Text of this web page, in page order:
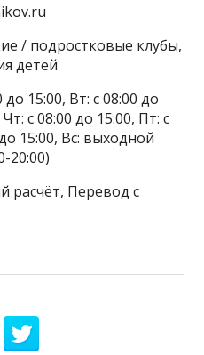
/ подростковые клубы,
детей
15:00, Вт: с 08:00 до
с 08:00 до 15:00, Пт: с
15:00, Вс: выходной
20:00)
расчёт, Перевод с